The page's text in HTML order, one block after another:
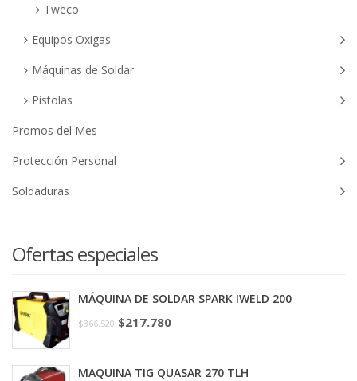
Tweco
Equipos Oxigas
Máquinas de Soldar
Pistolas
Promos del Mes
Protección Personal
Soldaduras
Ofertas especiales
MÁQUINA DE SOLDAR SPARK IWELD 200
$366.520 $217.780
MAQUINA TIG QUASAR 270 TLH